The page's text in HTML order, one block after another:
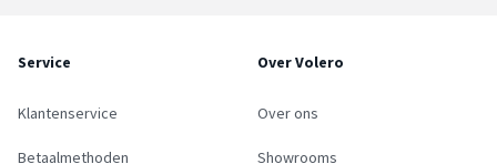
Service
Klantenservice
Betaalmethoden
Over Volero
Over ons
Showrooms